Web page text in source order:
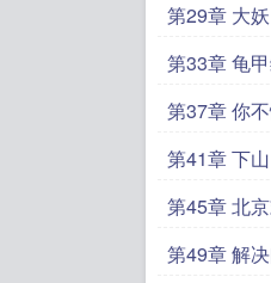
第29章 大妖
第33章 龟
第37章 你
第41章 下山
第45章 北
第49章 解